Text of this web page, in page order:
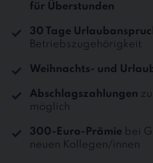
für Überstunden
30 Tage
Betriebszugehörigkeit
Weihnachts- und
Abschlagszahlungen
möglich
300-Euro-Prämie bei
neuen Kollegen/innen